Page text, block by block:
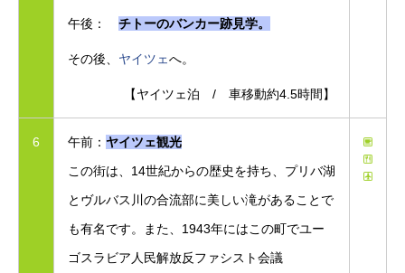
午後： チトーのバンカー跡見学。
その後、 ヤイツェへ。
【ヤイツェ泊 / 車移動約4.5時間】
6 午前： ヤイツェ観光
この街は、14世紀からの歴史を持ち、プリバ湖
とヴルバス川の合流部に美しい滝があることで
も有名です。また、1943年にはこの町でユー
ゴスラビア人民解放反ファシスト会議